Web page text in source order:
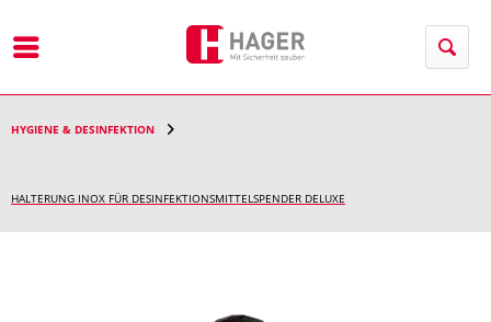
HYGIENE & DESINFEKTION
HALTERUNG INOX FÜR DESINFEKTIONSMITTELSPENDER DELUXE